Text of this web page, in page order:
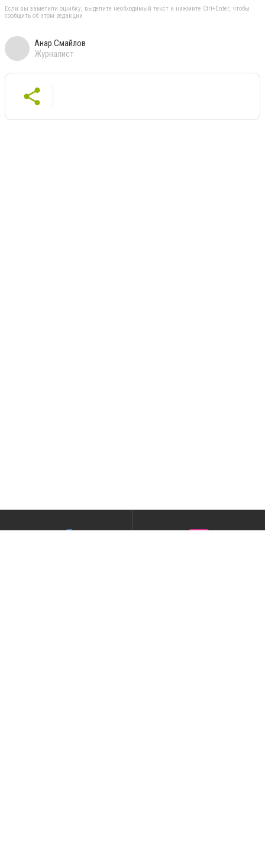
Если вы заметили ошибку, выделите необходимый текст и нажмите Ctrl+Enter, чтобы
сообщить об этом редакции
Анар Смайлов
Журналист